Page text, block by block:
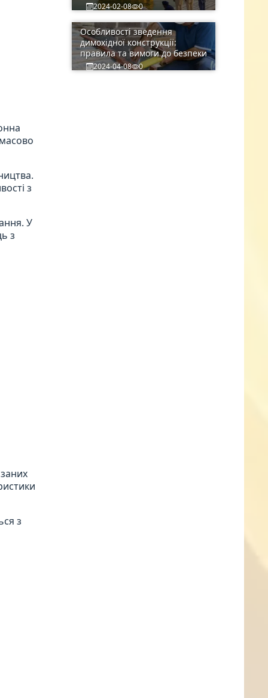
з
У
з
з
2024-02-08 0
Особливості зведення
димохідної конструкції:
правила та вимоги до безпеки
2024-04-08 0